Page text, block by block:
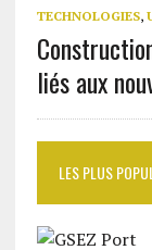
TECHNOLOGIES,
liés aux
LES PLUS